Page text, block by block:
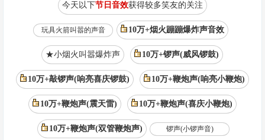
今天以下节日音效获得较多笑友的关注
玩具火箭叫嚣的声音 10万+烟火蹦蹦爆炸声音效
★小烟火叫嚣爆炸声 10万+锣声(威风锣鼓)
10万+敲锣声(响亮喜庆锣鼓) 10万+鞭炮声(响亮小鞭炮)
10万+鞭炮声(震天雷) 10万+鞭炮声(喜庆小鞭炮)
10万+鞭炮声(双管鞭炮声) 锣声(小锣声音)